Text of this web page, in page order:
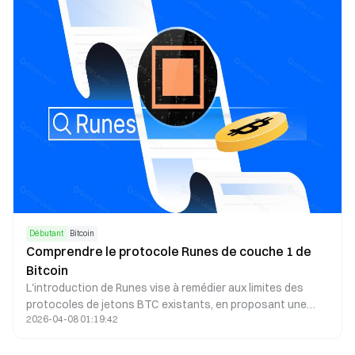
Débutant Bitcoin
Comprendre le protocole Runes de couche 1 de
Bitcoin
L'introduction de Runes vise à remédier aux limites des
protocoles de jetons BTC existants, en proposant une
solution supérieure qui a déjà suscité de grandes attentes
2026-04-08 01:19:42